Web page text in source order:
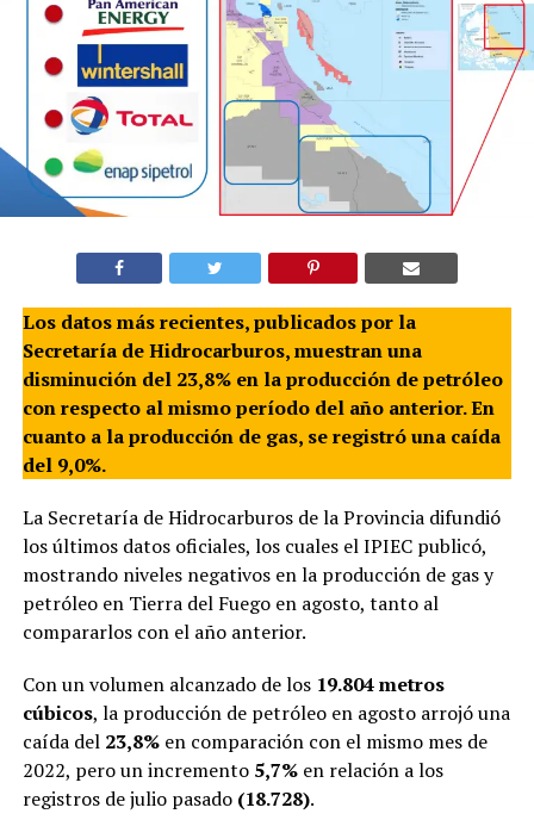
Los datos más recientes, publicados por la
Secretaría de Hidrocarburos, muestran una
disminución del 23,8% en la producción de petróleo
con respecto al mismo período del año anterior. En
cuanto a la producción de gas, se registró una caída
del 9,0%.
La Secretaría de Hidrocarburos de la Provincia difundió
los últimos datos oficiales, los cuales el IPIEC publicó,
mostrando niveles negativos en la producción de gas y
petróleo en Tierra del Fuego en agosto, tanto al
compararlos con el año anterior.
Con un volumen alcanzado de los 19.804 metros
cúbicos, la producción de petróleo en agosto arrojó una
caída del 23,8%en comparación con el mismo mes de
2022, pero un incremento 5,7%en relación a los
registros de julio pasado (18.728).